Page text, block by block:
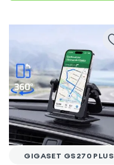
GIGASET GS270 PLUS